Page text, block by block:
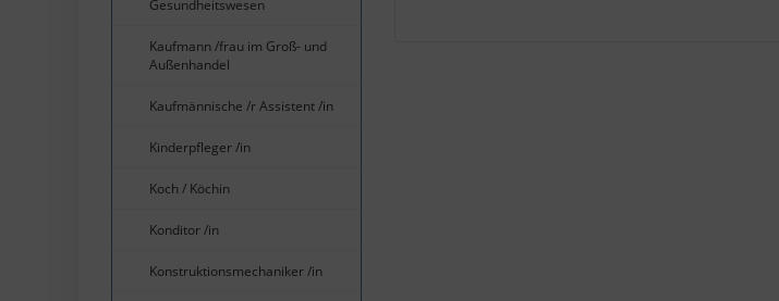
Gesundheitswesen
Kaufmann /frau im Groß- und
Außenhandel
Kaufmännische /r Assistent /in
Kinderpfleger /in
Koch / Köchin
Konditor /in
Konstruktionsmechaniker /in